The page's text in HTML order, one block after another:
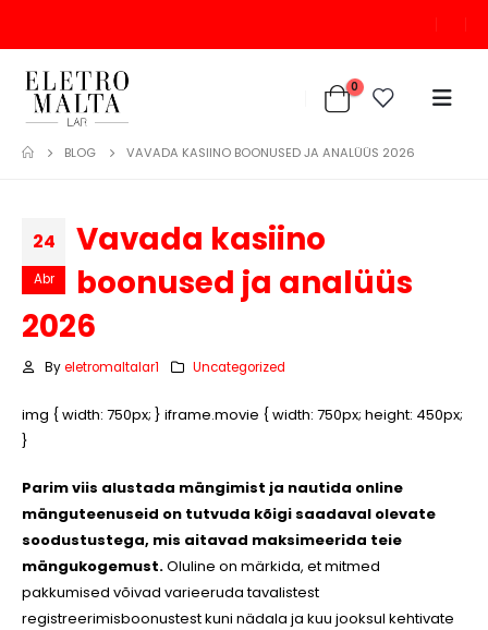
0
BLOG VAVADA KASIINO BOONUSED JA ANALÜÜS 2026
24
Abr
Vavada kasiino
boonused ja analüüs
2026
By eletromaltalar1 Uncategorized
img { width: 750px; } iframe.movie { width: 750px; height: 450px;
}
Parim viis alustada mängimist ja nautida online
mänguteenuseid on tutvuda kõigi saadaval olevate
soodustustega, mis aitavad maksimeerida teie
mängukogemust.Oluline on märkida, et mitmed
pakkumised võivad varieeruda tavalistest
registreerimisboonustest kuni nädala ja kuu jooksul kehtivate